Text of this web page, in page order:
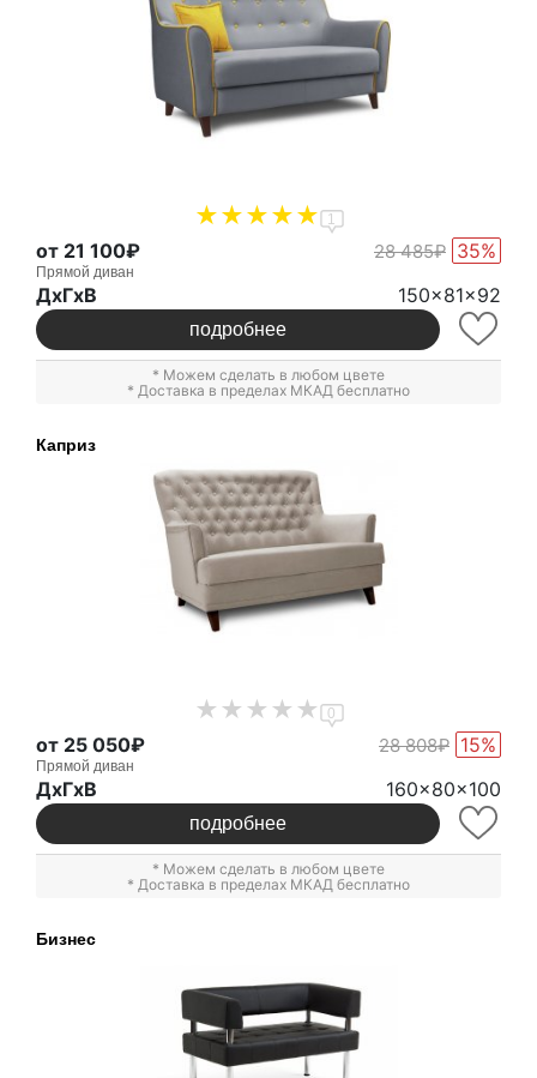
1
от 21 100₽ 28 485₽ 35%
Прямой диван
ДxГxВ 150x81x92
подробнее
* Можем сделать в любом цвете
* Доставка в пределах МКАД бесплатно
Каприз
0
от 25 050₽ 28 808₽ 15%
Прямой диван
ДxГxВ 160x80x100
подробнее
* Можем сделать в любом цвете
* Доставка в пределах МКАД бесплатно
Бизнес